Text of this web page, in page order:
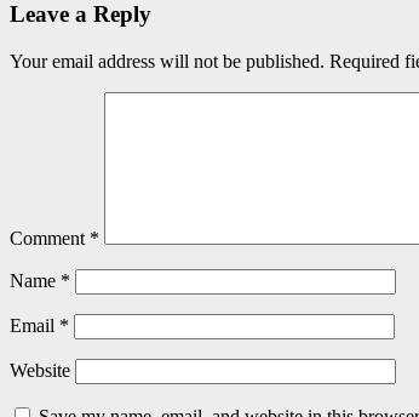
Leave a Reply
Your email address will not be published. Required
Comment *
Name *
Email *
Website